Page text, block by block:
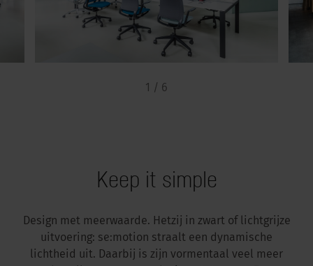
1 / 6
Keep it simple
Design met meerwaarde. Hetzij in zwart of lichtgrijze
uitvoering: se:motion straalt een dynamische
lichtheid uit. Daarbij is zijn vormentaal veel meer